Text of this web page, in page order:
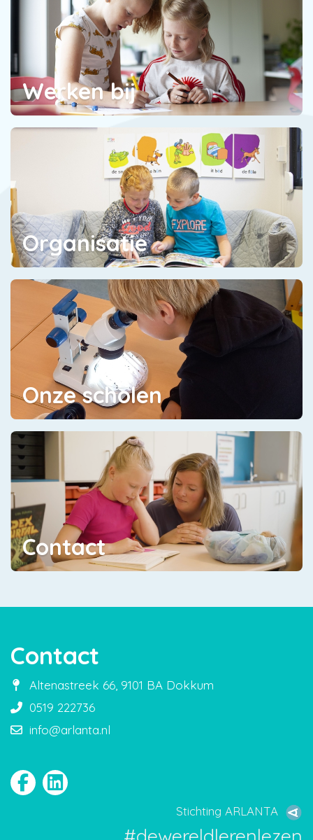
Werken bij
Organisatie
Onze scholen
Contact
Contact
Altenastreek 66, 9101 BA Dokkum
0519 222736
info@arlanta.nl
Stichting ARLANTA